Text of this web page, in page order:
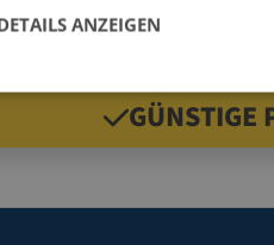
GÜNSTIGE
ANZEIGEN